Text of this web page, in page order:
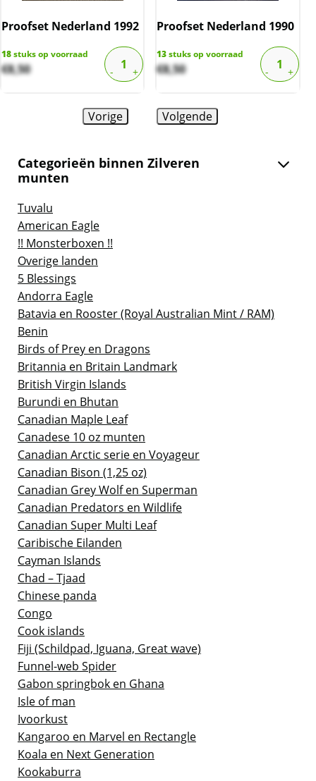
Proofset Nederland 1992
18stuks op voorraad
€8,50
Proofset Nederland 1990
13stuks op voorraad
€8,50
Vorige Volgende
Categorieën binnen Zilveren
munten
Tuvalu
American Eagle
!! Monsterboxen !!
Overige landen
5 Blessings
Andorra Eagle
Batavia en Rooster (Royal Australian Mint / RAM)
Benin
Birds of Prey en Dragons
Britannia en Britain Landmark
British Virgin Islands
Burundi en Bhutan
Canadian Maple Leaf
Canadese 10 oz munten
Canadian Arctic serie en Voyageur
Canadian Bison (1,25 oz)
Canadian Grey Wolf en Superman
Canadian Predators en Wildlife
Canadian Super Multi Leaf
Caribische Eilanden
Cayman Islands
Chad – Tjaad
Chinese panda
Congo
Cook islands
Fiji (Schildpad, Iguana, Great wave)
Funnel-web Spider
Gabon springbok en Ghana
Isle of man
Ivoorkust
Kangaroo en Marvel en Rectangle
Koala en Next Generation
Kookaburra